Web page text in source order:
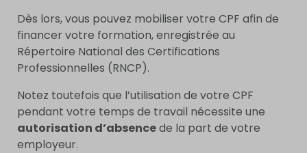
Dès lors, vous pouvez mobiliser votre CPF afin de
financer votre formation, enregistrée au
Répertoire National des Certifications
Professionnelles (RNCP).
Notez toutefois que l’utilisation de votre CPF
pendant votre temps de travail nécessite une
autorisation d’absencede la part de votre
employeur.